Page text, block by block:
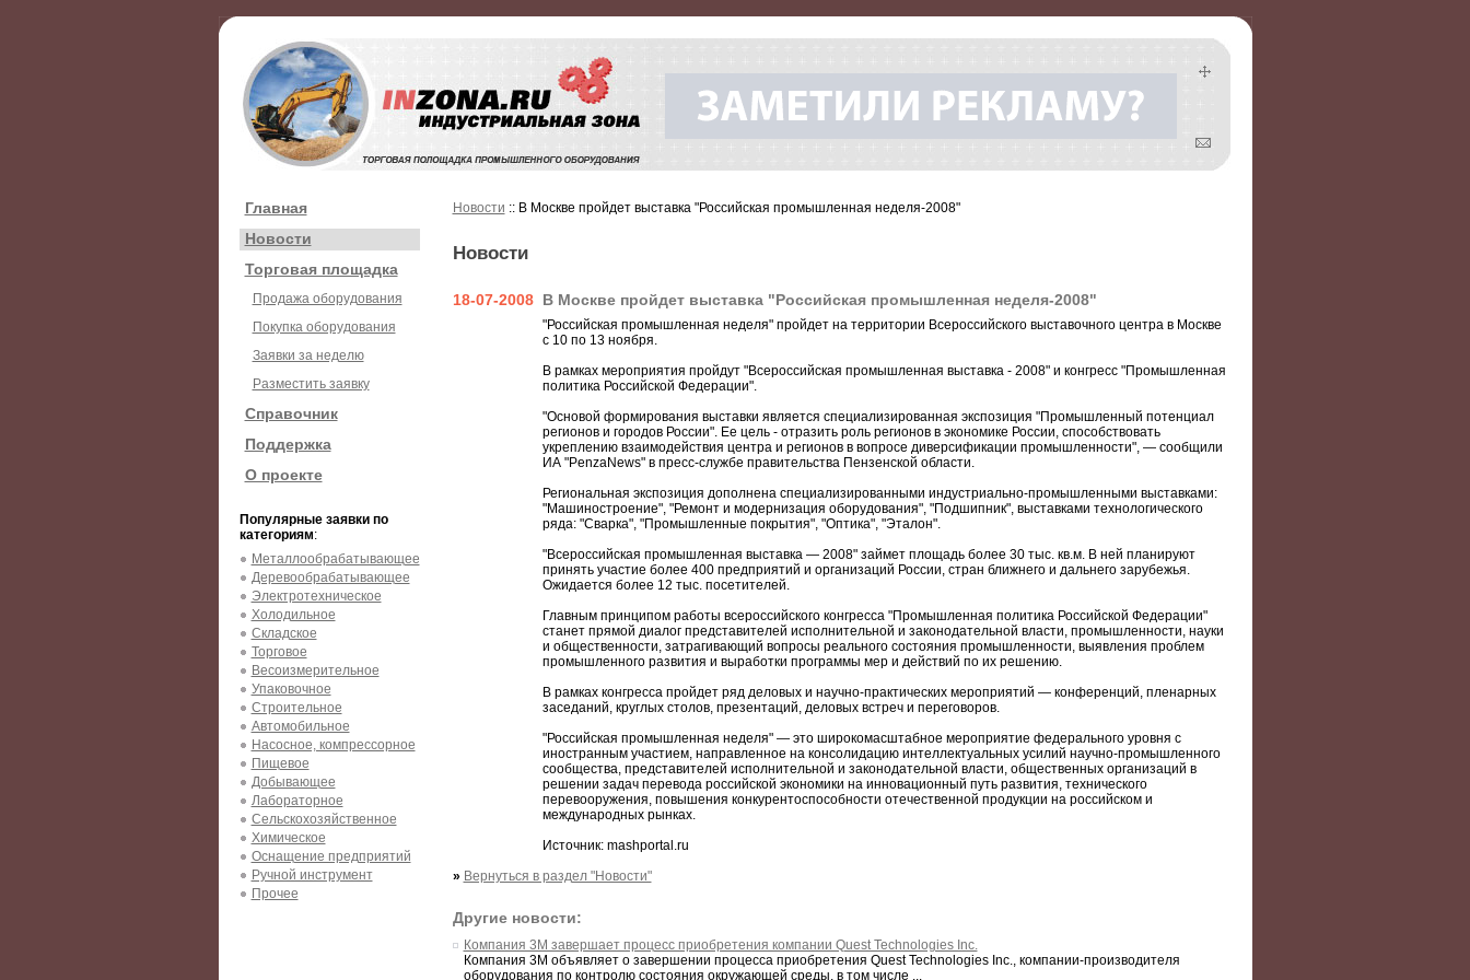
Главная
Новости
Торговая площадка
Продажа оборудования
Покупка оборудования
Заявки за неделю
Разместить заявку
Справочник
Поддержка
О проекте
Популярные заявки по
категориям:
Металлообрабатывающее
Деревообрабатывающее
Электротехническое
Холодильное
Складское
Торговое
Весоизмерительное
Упаковочное
Строительное
Автомобильное
Насосное, компрессорное
Пищевое
Добывающее
Лабораторное
Сельскохозяйственное
Химическое
Оснащение предприятий
Ручной инструмент
Прочее
Новости :: В Москве пройдет выставка "Российская промышленная неделя-2008"
Новости
18-07-2008 В Москве пройдет выставка "Российская промышленная неделя-2008"
"Российская промышленная неделя" пройдет на территории Всероссийского выставочного центра в Москве
с 10 по 13 ноября.
В рамках мероприятия пройдут "Всероссийская промышленная выставка - 2008" и конгресс "Промышленная
политика Российской Федерации".
"Основой формирования выставки является специализированная экспозиция "Промышленный потенциал
регионов и городов России". Ее цель - отразить роль регионов в экономике России, способствовать
укреплению взаимодействия центра и регионов в вопросе диверсификации промышленности", — сообщили
ИА "PenzaNews" в пресс-службе правительства Пензенской области.
Региональная экспозиция дополнена специализированными индустриально-промышленными выставками:
"Машиностроение", "Ремонт и модернизация оборудования", "Подшипник", выставками технологического
ряда: "Сварка", "Промышленные покрытия", "Оптика", "Эталон".
"Всероссийская промышленная выставка — 2008" займет площадь более 30 тыс. кв.м. В ней планируют
принять участие более 400 предприятий и организаций России, стран ближнего и дальнего зарубежья.
Ожидается более 12 тыс. посетителей.
Главным принципом работы всероссийского конгресса "Промышленная политика Российской Федерации"
станет прямой диалог представителей исполнительной и законодательной власти, промышленности, науки
и общественности, затрагивающий вопросы реального состояния промышленности, выявления проблем
промышленного развития и выработки программы мер и действий по их решению.
В рамках конгресса пройдет ряд деловых и научно-практических мероприятий — конференций, пленарных
заседаний, круглых столов, презентаций, деловых встреч и переговоров.
"Российская промышленная неделя" — это широкомасштабное мероприятие федерального уровня с
иностранным участием, направленное на консолидацию интеллектуальных усилий научно-промышленного
сообщества, представителей исполнительной и законодательной власти, общественных организаций в
решении задач перевода российской экономики на инновационный путь развития, технического
перевооружения, повышения конкурентоспособности отечественной продукции на российском и
международных рынках.
Источник: mashportal.ru
» Вернуться в раздел "Новости"
Другие новости:
Компания 3M завершает процесс приобретения компании Quest Technologies Inc.
Компания 3M объявляет о завершении процесса приобретения Quest Technologies Inc., компании-производителя
оборудования по контролю состояния окружающей среды, в том числе ...